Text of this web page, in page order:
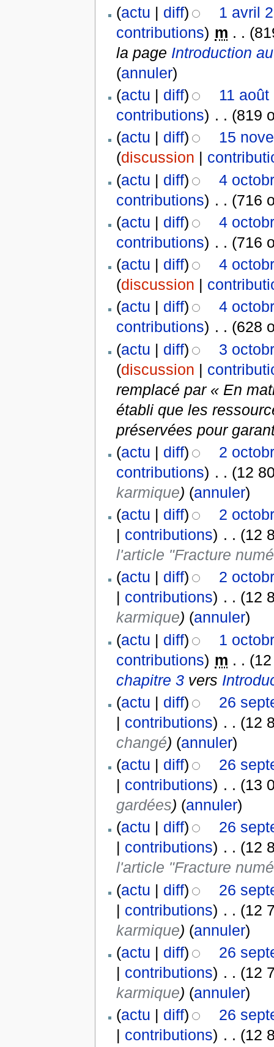
(actu | diff)
1 avril
contributions) m . .
la page Introduction
(annuler)
(actu | diff)
11
contributions) . . (819
(actu | diff)
15
(discussion |
(actu | diff)
4
contributions) . . (716
(actu | diff)
4
contributions) . . (716
(actu | diff)
4
(discussion |
(actu | diff)
4
contributions) . . (628
(actu | diff)
3
(discussion |
remplacé par « En
établi que les
préservées pour
(actu | diff)
2
contributions) . . (12
karmique) (annuler)
(actu | diff)
2
| contributions) . . (12
l'article "Fracture
(actu | diff)
2
| contributions) . . (12
karmique) (annuler)
(actu | diff)
1
contributions) m . .
chapitre 3vers
(actu | diff)
26
| contributions) . . (12
changé) (annuler)
(actu | diff)
26
| contributions) . . (13
gardées) (annuler)
(actu | diff)
26
| contributions) . . (12
l'article "Fracture
(actu | diff)
26
| contributions) . . (12
karmique) (annuler)
(actu | diff)
26
| contributions) . . (12
karmique) (annuler)
(actu | diff)
26
| contributions) . . (12